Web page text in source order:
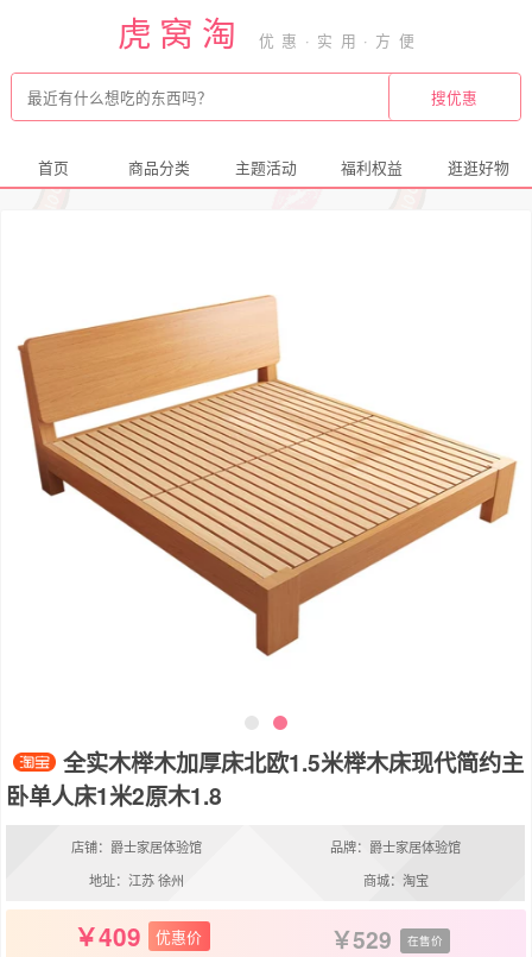
虎窝淘
首页 商品分类 主题活动 福利权益 逛逛好物
全实木榉木加厚床北欧1.5米榉木床现代简约主
卧单人床1米2原木1.8
店铺：爵士家居体验馆
品牌：爵士家居体验馆
地址：江苏 徐州
商城：淘宝
409 优惠价 529 在售价